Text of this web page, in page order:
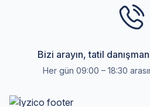
Bizi arayın, tatil
Her gün 09:00 – 18:30